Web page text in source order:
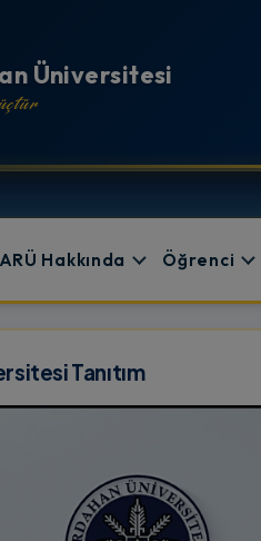
Üniversitesi
ARÜ Hakkında Öğrenci
Tanıtım